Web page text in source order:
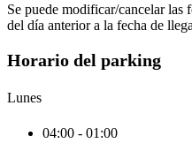
Se puede modificar/cancelar las
del día anterior a la fecha de
Horario del parking
Lunes
04:00 - 01:00